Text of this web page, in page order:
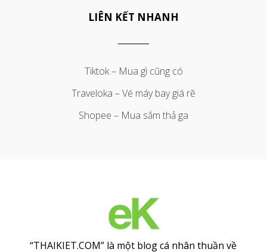
LIÊN KẾT NHANH
Tiktok – Mua gì cũng có
Traveloka – Vé máy bay giá rẽ
Shopee – Mua sắm thả ga
“THAIKIET.COM” là một blog cá nhân thuần về